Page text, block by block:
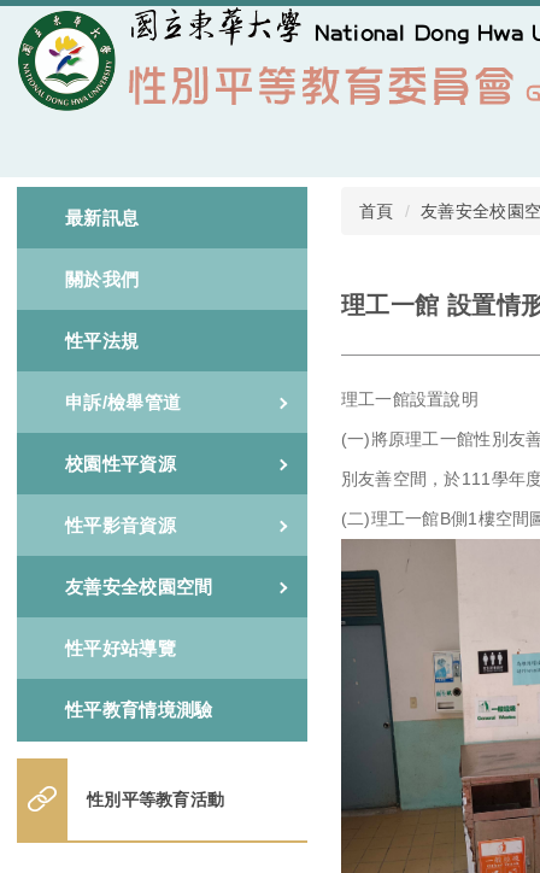
到
主
要
最新訊息
關於我們
性平法規
申訴/檢舉管道
校園性平資源
性平影音資源
友善安全校園空間
性平好站導覽
性平教育情境測驗
性別平等教育活動
首頁 友善安全校園
理工一館 設置情
理工一館設置說明
(一)將原理工一館性別友
別友善空間，於111學年
(二)理工一館B側1樓空間